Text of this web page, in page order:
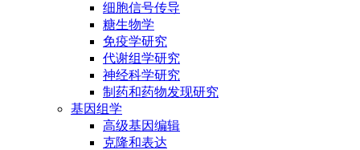
细胞信号传导
糖生物学
免疫学研究
代谢组学研究
神经科学研究
制药和药物发现研究
基因组学
高级基因编辑
克隆和表达